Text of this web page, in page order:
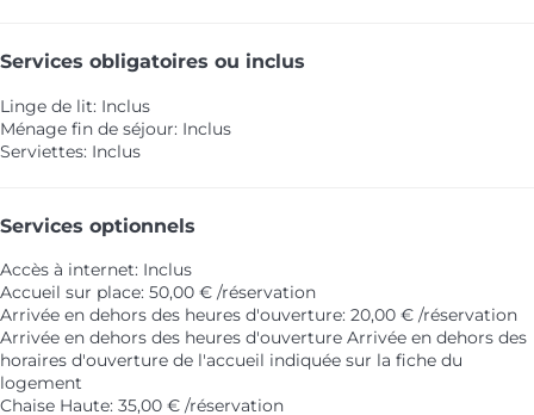
Services obligatoires ou inclus
Linge de lit: Inclus
Ménage fin de séjour: Inclus
Serviettes: Inclus
Services optionnels
Accès à internet: Inclus
Accueil sur place: 50,00 € /réservation
Arrivée en dehors des heures d'ouverture: 20,00 € /réservation
Arrivée en dehors des heures d'ouverture Arrivée en dehors des
horaires d'ouverture de l'accueil indiquée sur la fiche du
logement
Chaise Haute: 35,00 € /réservation